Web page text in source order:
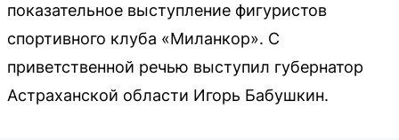
показательное выступление фигуристов
спортивного клуба «Миланкор». С
приветственной речью выступил губернатор
Астраханской области Игорь Бабушкин.